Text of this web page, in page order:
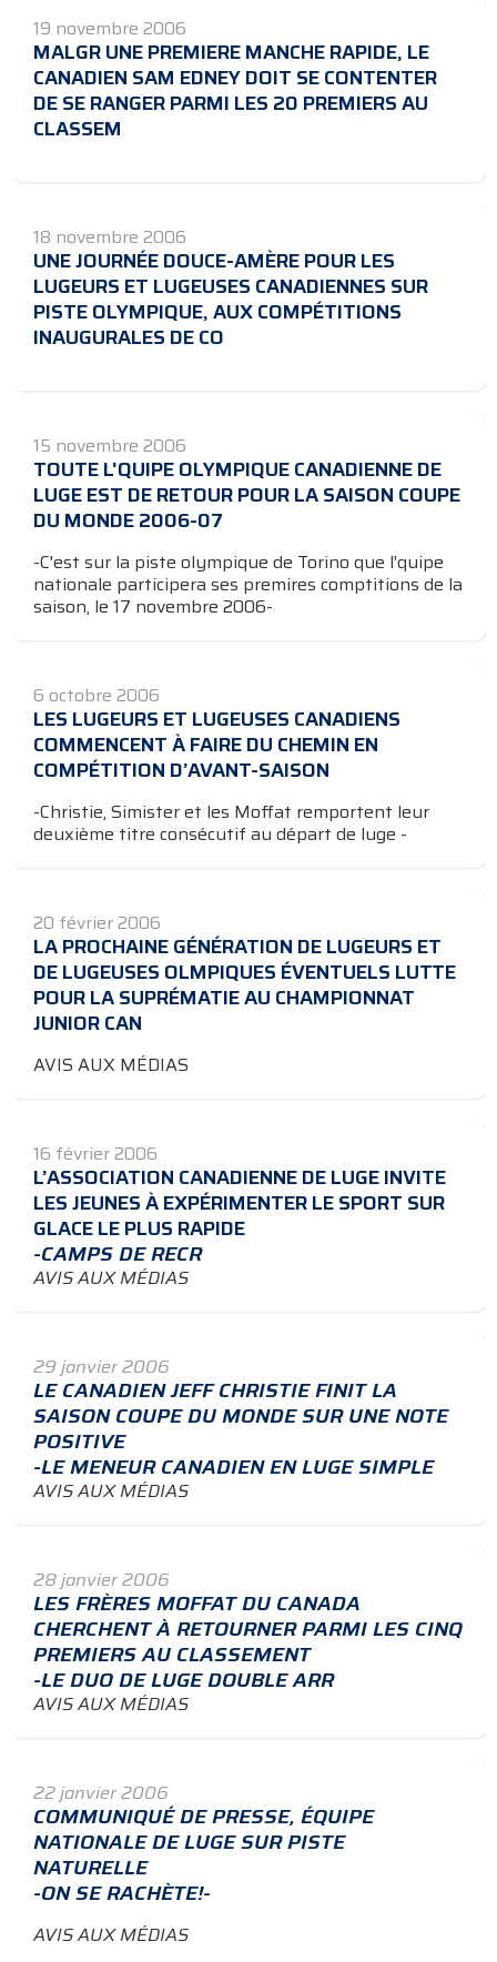
19 novembre 2006
MALGR UNE PREMIERE MANCHE RAPIDE, LE
CANADIEN SAM EDNEY DOIT SE CONTENTER
DE SE RANGER PARMI LES 20 PREMIERS AU
CLASSEM
18 novembre 2006
UNE JOURNÉE DOUCE-AMÈRE POUR LES
LUGEURS ET LUGEUSES CANADIENNES SUR
PISTE OLYMPIQUE, AUX COMPÉTITIONS
INAUGURALES DE CO
15 novembre 2006
TOUTE L'QUIPE OLYMPIQUE CANADIENNE DE
LUGE EST DE RETOUR POUR LA SAISON COUPE
DU MONDE 2006-07
-C'est sur la piste olympique de Torino que l'quipe
nationale participera ses premires comptitions de la
saison, le 17 novembre 2006-
6 octobre 2006
LES LUGEURS ET LUGEUSES CANADIENS
COMMENCENT À FAIRE DU CHEMIN EN
COMPÉTITION D’AVANT-SAISON
-Christie, Simister et les Moffat remportent leur
deuxième titre consécutif au départ de luge -
20 février 2006
LA PROCHAINE GÉNÉRATION DE LUGEURS ET
DE LUGEUSES OLMPIQUES ÉVENTUELS LUTTE
POUR LA SUPRÉMATIE AU CHAMPIONNAT
JUNIOR CAN
AVIS AUX MÉDIAS
16 février 2006
L’ASSOCIATION CANADIENNE DE LUGE INVITE
LES JEUNES À EXPÉRIMENTER LE SPORT SUR
GLACE LE PLUS RAPIDE
-CAMPS DE RECR
AVIS AUX MÉDIAS
29 janvier 2006
LE CANADIEN JEFF CHRISTIE FINIT LA
SAISON COUPE DU MONDE SUR UNE NOTE
POSITIVE
-LE MENEUR CANADIEN EN LUGE SIMPLE
AVIS AUX MÉDIAS
28 janvier 2006
LES FRÈRES MOFFAT DU CANADA
CHERCHENT À RETOURNER PARMI LES CINQ
PREMIERS AU CLASSEMENT
-LE DUO DE LUGE DOUBLE ARR
AVIS AUX MÉDIAS
22 janvier 2006
COMMUNIQUÉ DE PRESSE, ÉQUIPE
NATIONALE DE LUGE SUR PISTE
NATURELLE
-ON SE RACHÈTE!-
AVIS AUX MÉDIAS